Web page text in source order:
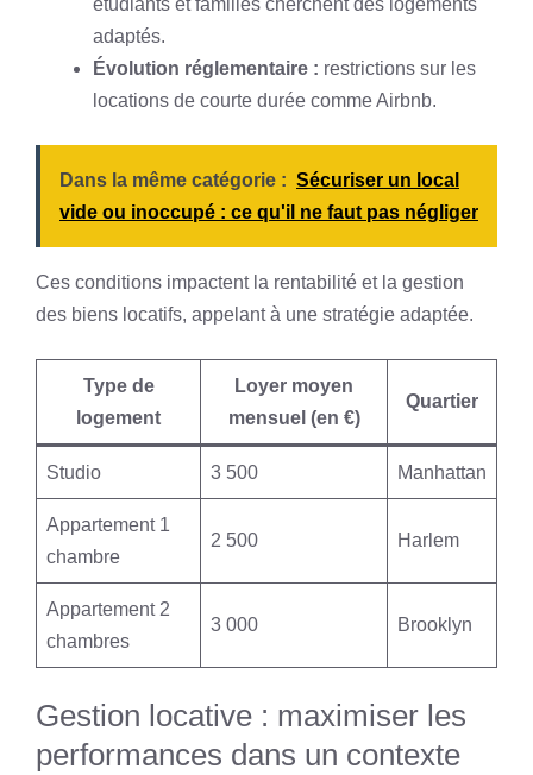
étudiants et familles cherchent des logements
adaptés.
Évolution réglementaire : restrictions sur les
locations de courte durée comme Airbnb.
Dans la même catégorie : Sécuriser un local
vide ou inoccupé : ce qu'il ne faut pas négliger
Ces conditions impactent la rentabilité et la gestion
des biens locatifs, appelant à une stratégie adaptée.
Type de
logement
Loyer moyen
mensuel (en €)
Quartier
Studio 3 500 Manhattan
Appartement 1
chambre
2 500 Harlem
Appartement 2
chambres
3 000 Brooklyn
Gestion locative : maximiser les
performances dans un contexte